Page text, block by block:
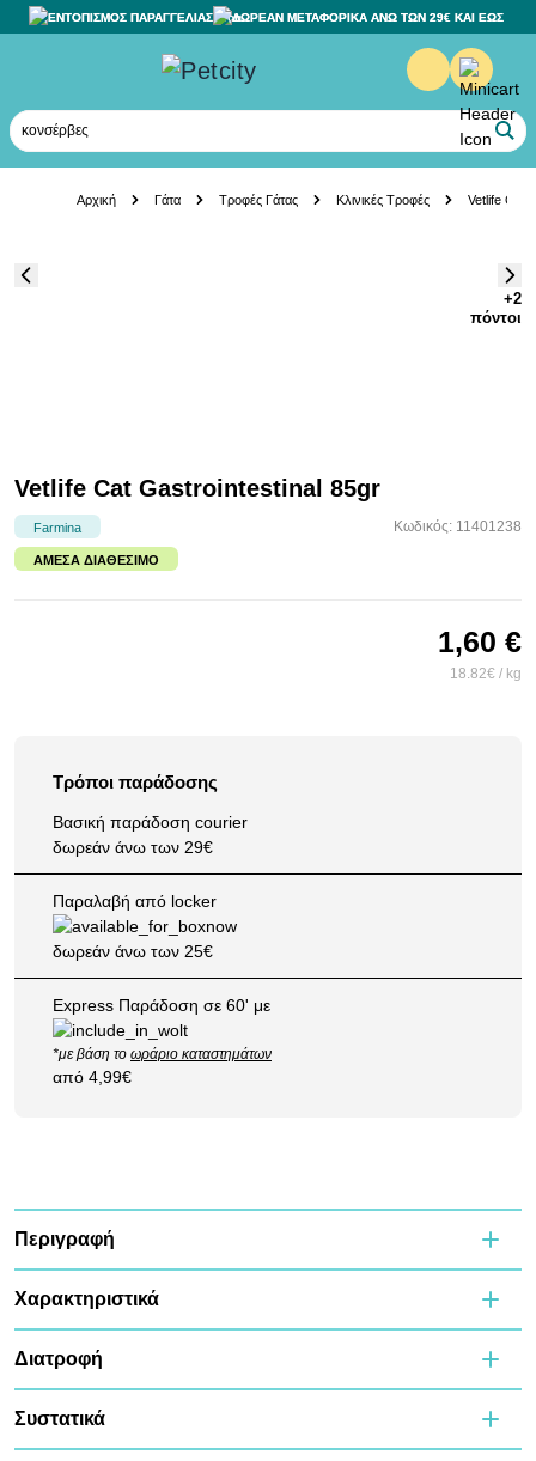
ΕΝΤΟΠΙΣΜΟΣ ΠΑΡΑΓΓΕΛΙΑΣ ΔΩΡΕΑΝ ΜΕΤΑΦΟΡΙΚΑ ΑΝΩ ΤΩΝ 29€ ΚΑΙ ΕΩΣ
κονσέρβες
Αρχική Γάτα Τροφές Γάτας Κλινικές Τροφές Vetlife Cat
+2
πόντοι
Vetlife Cat Gastrointestinal 85gr
Farmina Κωδικός: 11401238
ΆΜΕΣΑ ΔΙΑΘΈΣΙΜΟ
1,60 €
18.82€ / kg
Τρόποι παράδοσης
Βασική παράδοση courier
δωρεάν άνω των 29€
Παραλαβή από locker
δωρεάν άνω των 25€
Express Παράδοση σε 60' με
*με βάση το ωράριο καταστημάτων
από 4,99€
Περιγραφή
Χαρακτηριστικά
Διατροφή
Συστατικά